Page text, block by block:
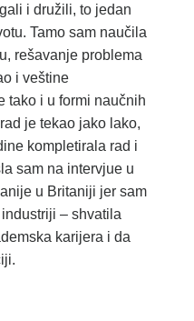
i družili, to jedan
Tamo sam naučila
rešavanje problema
i veštine
tako i u formi naučnih
je tekao jako lako,
kompletirala rad i
sam na intervjue u
u Britaniji jer sam
– shvatila
karijera i da